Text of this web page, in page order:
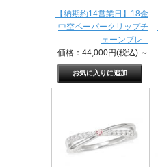
【納期約14営業日】18金
中空ペーパークリップチ
ェーンブレ...
価格：44,000円(税込) ～